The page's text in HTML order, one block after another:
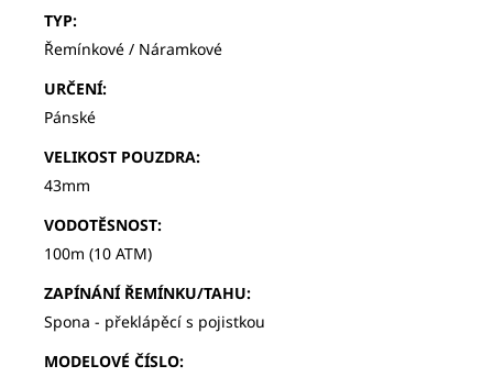
TYP:
Řemínkové / Náramkové
URČENÍ:
Pánské
VELIKOST POUZDRA:
43mm
VODOTĚSNOST:
100m (10 ATM)
ZAPÍNÁNÍ ŘEMÍNKU/TAHU:
Spona - překlápěcí s pojistkou
MODELOVÉ ČÍSLO: